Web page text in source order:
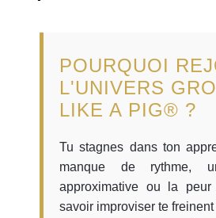
POURQUOI
L'UNIVERS
LIKE A PIG® ?
Tu stagnes dans ton
manque de rythme,
approximative ou la
savoir improviser te